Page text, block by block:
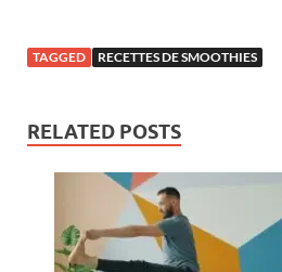
TAGGED RECETTES DE SMOOTHIES
RELATED POSTS